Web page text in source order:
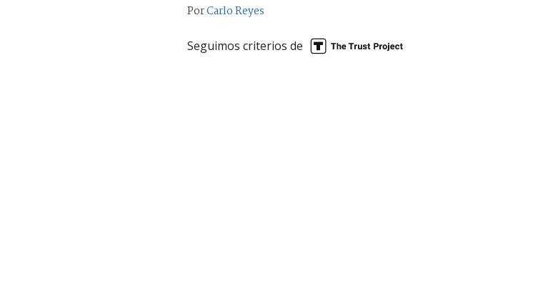
PorCarlo Reyes
Seguimos criterios de